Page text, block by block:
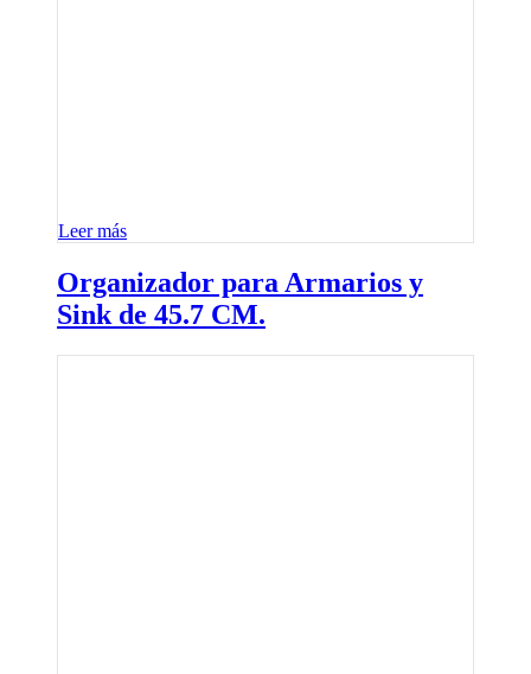
Leer más
Organizador para Armarios y
Sink de 45.7 CM.